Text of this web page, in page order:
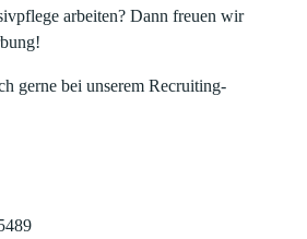
arbeiten?Dann freuen wir
gerne bei unserem Recruiting-